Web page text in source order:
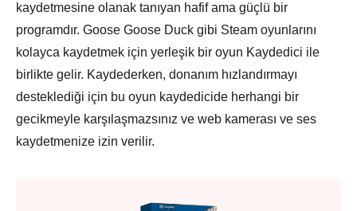
kaydetmesine olanak tanıyan hafif ama güçlü bir
programdır. Goose Goose Duck gibi Steam oyunlarını
kolayca kaydetmek için yerleşik bir oyun Kaydedici ile
birlikte gelir. Kaydederken, donanım hızlandırmayı
desteklediği için bu oyun kaydedicide herhangi bir
gecikmeyle karşılaşmazsınız ve web kamerası ve ses
kaydetmenize izin verilir.